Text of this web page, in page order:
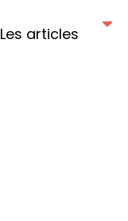
Les articles